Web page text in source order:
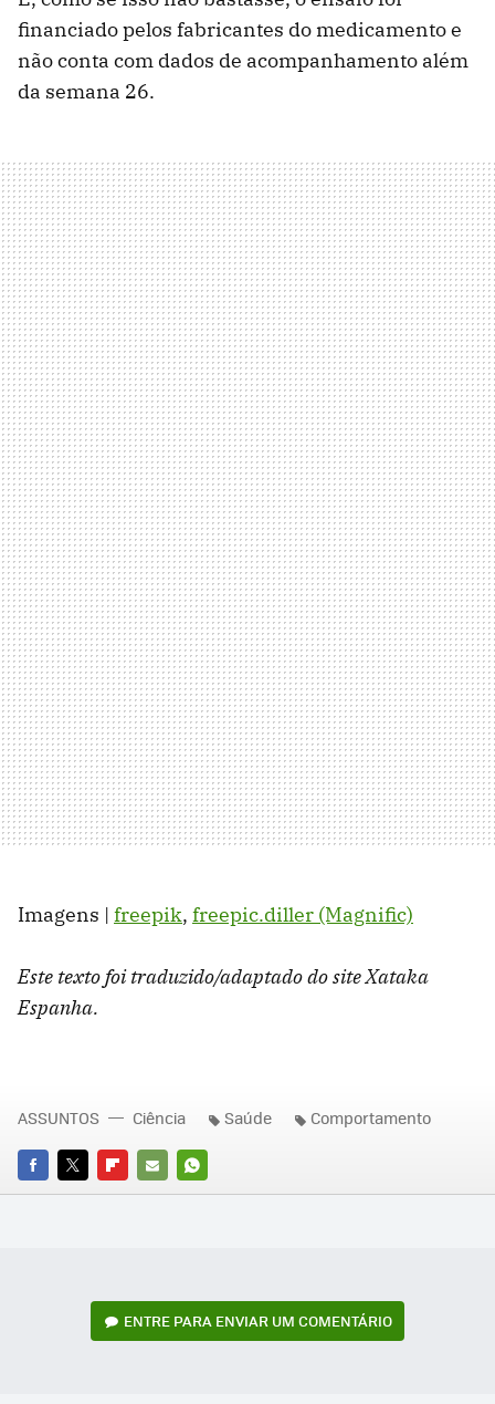
financiado pelos fabricantes do medicamento e
não conta com dados de acompanhamento além
da semana 26.
Imagens | freepik, freepic.diller (Magnific)
Este texto foi traduzido/adaptado do site Xataka
Espanha.
FACEBOOK
TWITTERFLIPBOARD
E-
WHATSAPP
ASSUNTOS Ciência Saúde Comportamento
ENTRE PARA ENVIAR UM COMENTÁRIO